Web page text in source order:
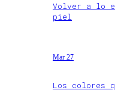
Volver a lo
piel
Mar 27
Los colores